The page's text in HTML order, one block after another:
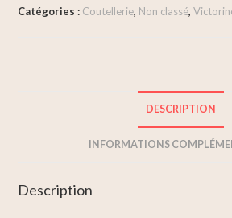
Catégories : Coutellerie, Non classé,
DESCRIPTION
INFORMATIONS
Description